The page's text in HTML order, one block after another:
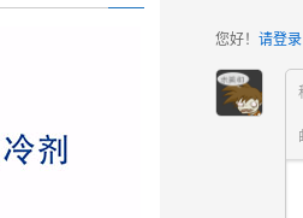
您好！ 请登录